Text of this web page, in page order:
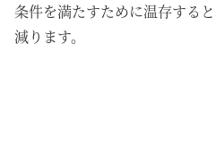
条件を満たすために温存する
減ります。